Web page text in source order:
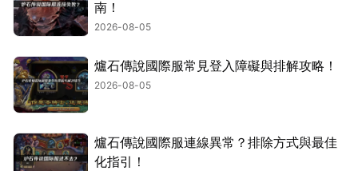
南！
2026-08-05
爐石傳說國際服常見登入障礙與排解攻略！
2026-08-05
爐石傳說國際服連線異常？排除方式與最佳
化指引！